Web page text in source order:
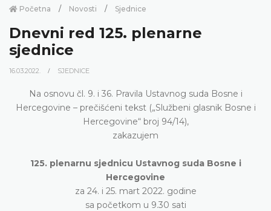
Početna Novosti Sjednice
Dnevni red 125. plenarne
sjednice
16.03.2022. SJEDNICE
Na osnovu čl. 9. i 36. Pravila Ustavnog suda Bosne i
Hercegovine – prečišćeni tekst („Službeni glasnik Bosne i
Hercegovine“ broj 94/14),
zakazujem
125. plenarnu sjednicu Ustavnog suda Bosne i
Hercegovine
za 24. i 25. mart 2022. godine
sa početkom u 9.30 sati